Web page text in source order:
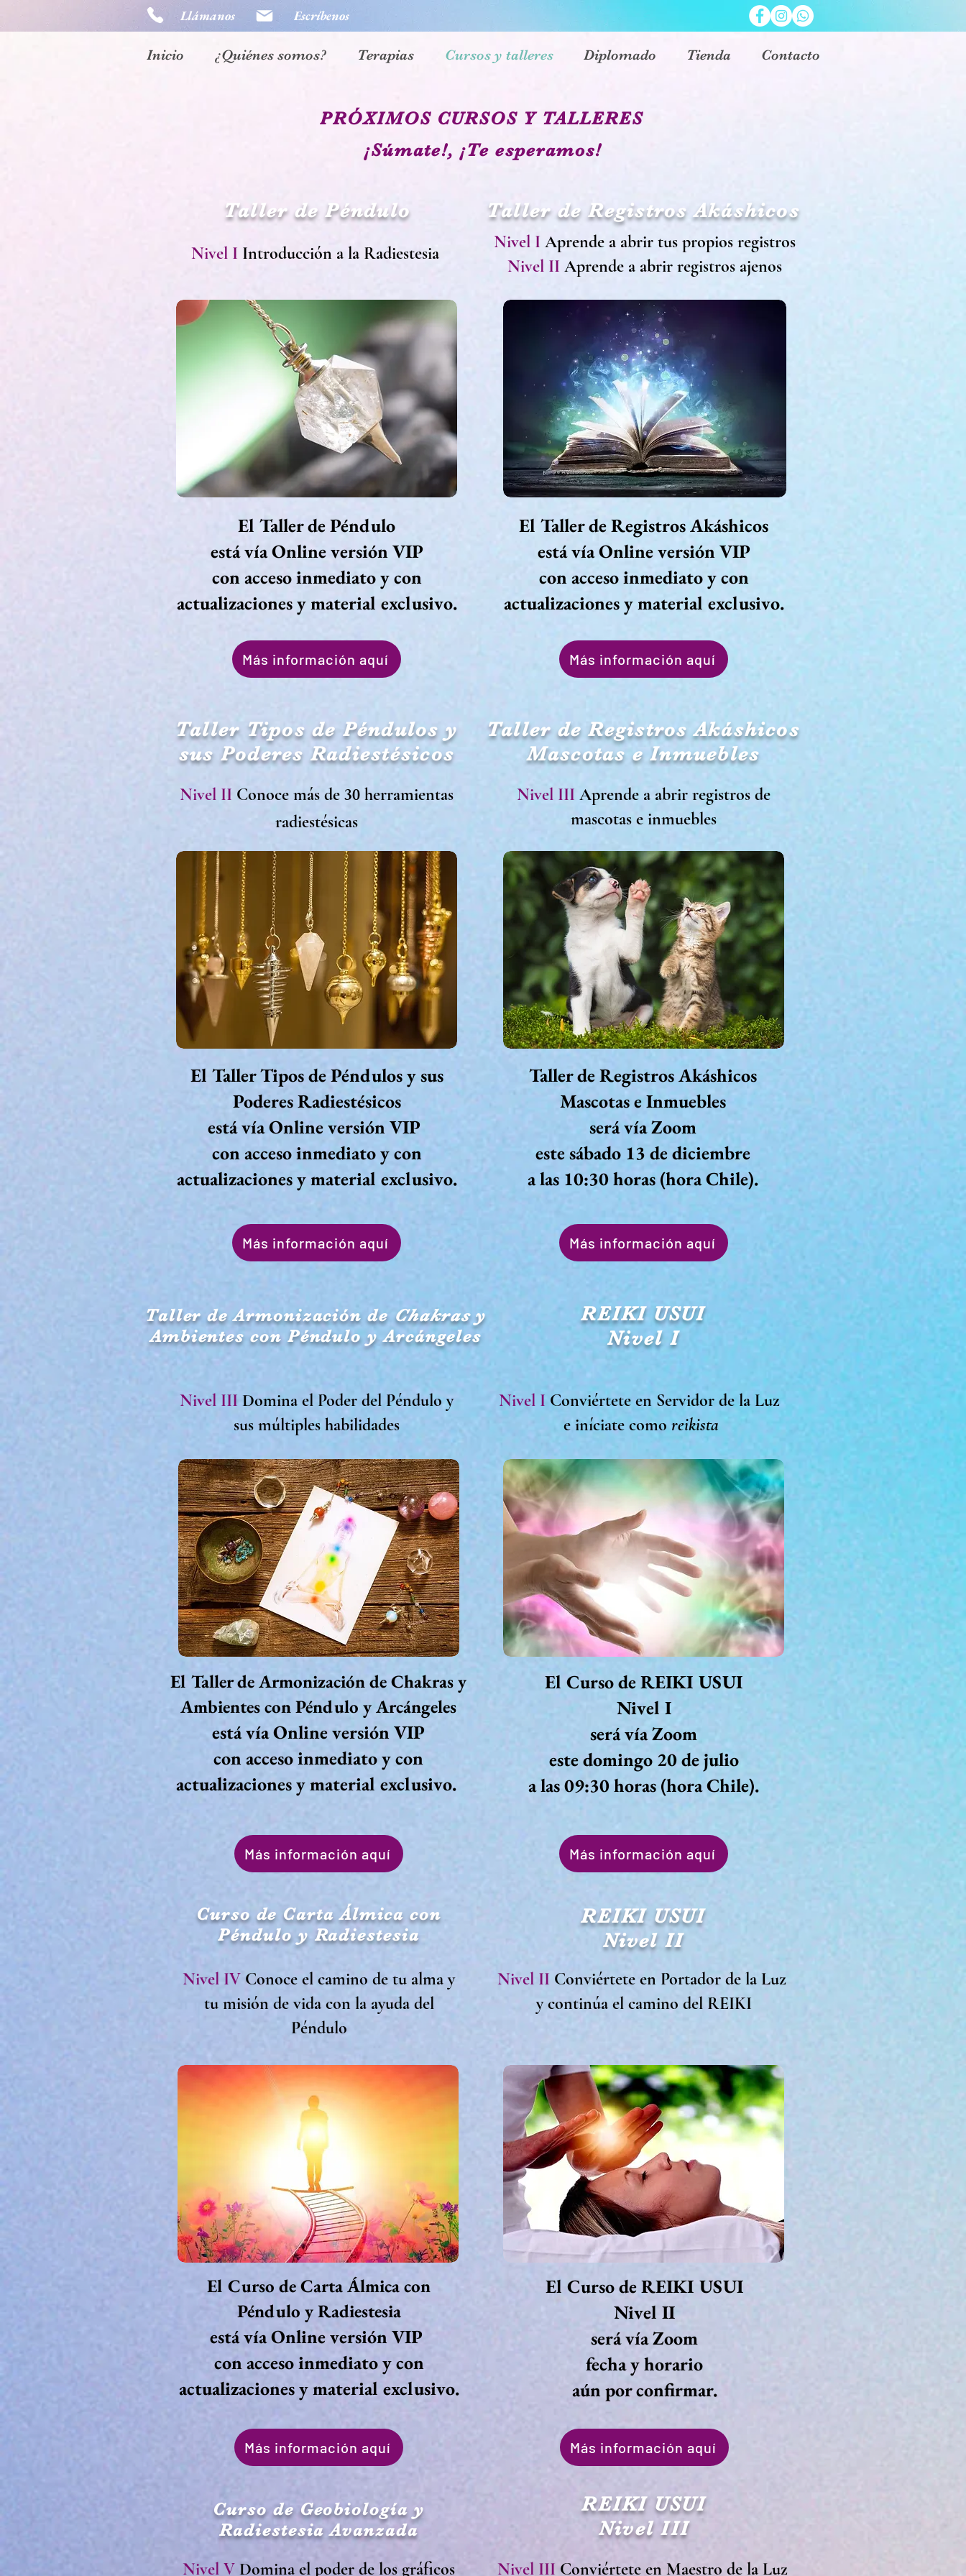
Inicio ¿Quiénes somos? Terapias Cursos y talleres Diplomado Tienda Contacto
PRÓXIMOS CURSOS Y TALLERES
¡Súmate!, ¡Te esperamos!
Taller de Péndulo Taller de Registros Akáshicos
Nivel I Introducción a la Radiestesia
Nivel I Aprende a abrir tus propios registros
Nivel II Aprende a abrir registros ajenos
El Taller de Péndulo
está vía Online versión VIP
con acceso inmediato y con
actualizaciones y material exclusivo.
El Taller de Registros Akáshicos
está vía Online versión VIP
con acceso inmediato y con
actualizaciones y material exclusivo.
Más información aquí Más información aquí
Taller Tipos de Péndulos y
sus Poderes Radiestésicos
Nivel II Conoce más de 30 herramientas
radiestésicas
El Taller Tipos de Péndulos y sus
Poderes Radiestésicos
está vía Online versión VIP
con acceso inmediato y con
actualizaciones y material exclusivo.
Más información aquí
Taller de Registros Akáshicos
Mascotas e Inmuebles
Nivel III Aprende a abrir registros de
mascotas e inmuebles
Taller de Registros Akáshicos
Mascotas e Inmuebles
será vía Zoom
este sábado 13 de diciembre
a las 10:30 horas (hora Chile).
Más información aquí
Taller de Armonización de Chakrasy
Ambientes con Péndulo y Arcángeles
Nivel III Domina el Poder del Péndulo y
sus múltiples habilidades
REIKI USUI
Nivel I
Nivel I Conviértete en Servidor de la Luz
e iníciate comoreikista
El Taller de Armonización deChakras y
Ambientes con Péndulo y Arcángeles
está vía Online versión VIP
con acceso inmediato y con
actualizaciones y material exclusivo.
El Curso de REIKI USUI
Nivel I
será vía Zoom
este domingo 20 de julio
a las 09:30 horas (hora Chile).
Más información aquí Más información aquí
Curso de Carta Álmica con
Péndulo y Radiestesia
Nivel IV Conoce el camino de tu alma y
tu misión de vida con la ayuda del
Péndulo
REIKI USUI
Nivel II
Nivel II Conviértete en Portador de la Luz
y continúa el camino del REIKI
El Curso de Carta Álmica con
Péndulo y Radiestesia
está vía Online versión VIP
con acceso inmediato y con
actualizaciones y material exclusivo.
Más información aquí
El Curso de REIKI USUI
Nivel II
será vía Zoom
fecha y horario
aún por confirmar.
Más información aquí
Curso de Geobiología y
Radiestesia Avanzada
Nivel V Domina el poder de los gráficos
REIKI USUI
Nivel III
Nivel III Conviértete en Maestro de la Luz
Llámanos Escríbenos